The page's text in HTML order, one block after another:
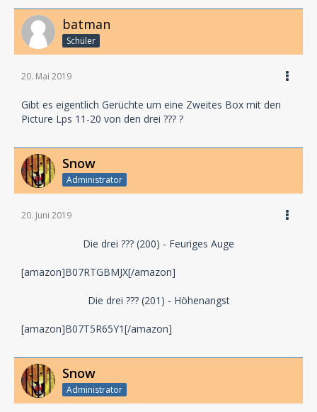
batman
Schüler
20. Mai 2019
Gibt es eigentlich Gerüchte um eine Zweites Box mit den
Picture Lps 11-20 von den drei ??? ?
Snow
Administrator
20. Juni 2019
Die drei ??? (200) - Feuriges Auge
[amazon]B07RTGBMJX[/amazon]
Die drei ??? (201) - Höhenangst
[amazon]B07T5R65Y1[/amazon]
Snow
Administrator